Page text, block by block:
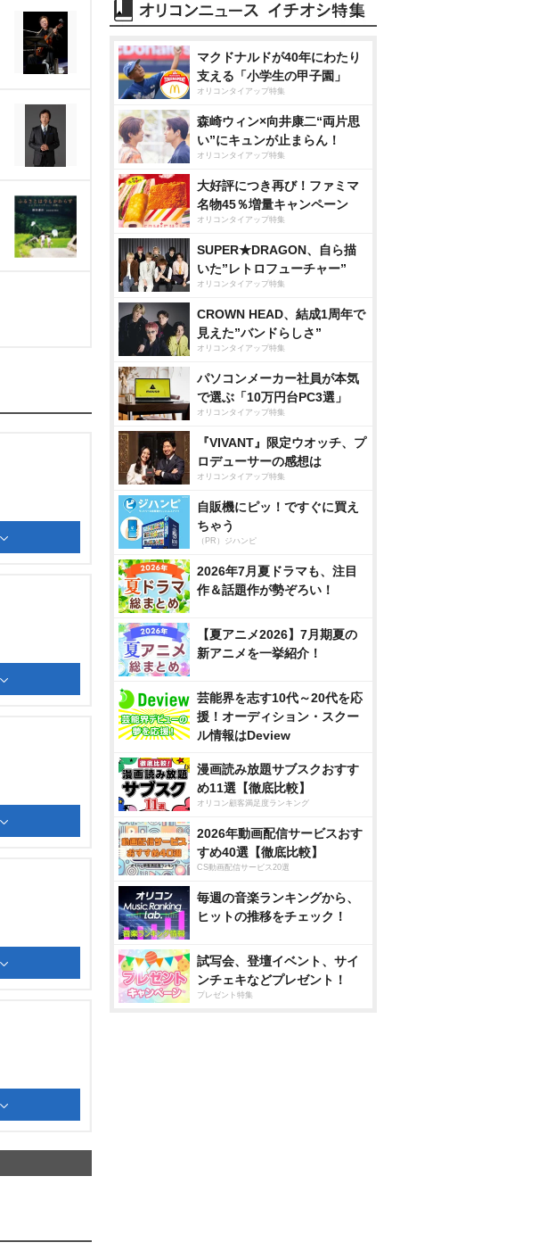
マクドナルドが40年にわたり
支える「小学生の甲子園」
オリコンタイアップ特集
森崎ウィン×向井康二“両片思
い”にキュンが止まらん！
オリコンタイアップ特集
大好評につき再び！ファミマ
名物45％増量キャンペーン
オリコンタイアップ特集
SUPER★DRAGON、自ら描
いた”レトロフューチャー”
オリコンタイアップ特集
CROWN HEAD、結成1周年で
見えた”バンドらしさ”
オリコンタイアップ特集
パソコンメーカー社員が本気
で選ぶ「10万円台PC3選」
オリコンタイアップ特集
『VIVANT』限定ウオッチ、プ
ロデューサーの感想は
オリコンタイアップ特集
自販機にピッ！ですぐに買え
ちゃう
（PR）ジハンピ
2026年7月夏ドラマも、注目
作＆話題作が勢ぞろい！
【夏アニメ2026】7月期夏の
新アニメを一挙紹介！
芸能界を志す10代～20代を応
援！オーディション・スクー
ル情報はDeview
漫画読み放題サブスクおすす
め11選【徹底比較】
オリコン顧客満足度ランキング
2026年動画配信サービスおす
すめ40選【徹底比較】
CS動画配信サービス20選
毎週の音楽ランキングから、
ヒットの推移をチェック！
試写会、登壇イベント、サイ
ンチェキなどプレゼント！
プレゼント特集